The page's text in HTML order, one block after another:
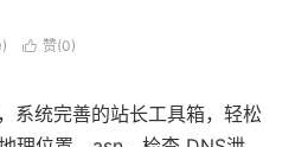
 赞(0)
系统完善的站长工具箱，轻松